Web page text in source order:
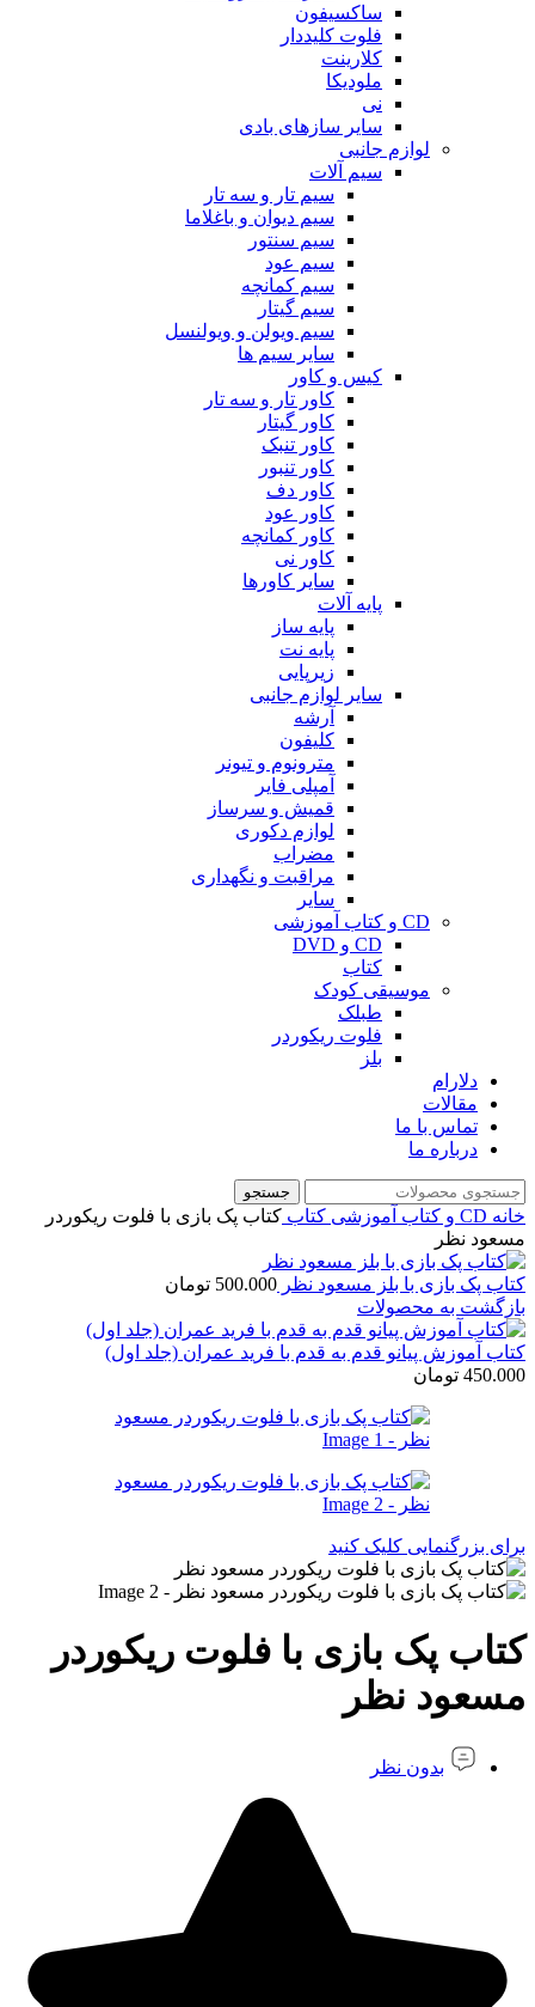
ساکسیفون
فلوت کلیددار
کلارینت
ملودیکا
نی
سایر سازهای بادی
لوازم جانبی
سیم آلات
سیم تار و سه تار
سیم دیوان و باغلاما
سیم سنتور
سیم عود
سیم کمانچه
سیم گیتار
سیم ویولن و ویولنسل
سایر سیم ها
کیس و کاور
کاور تار و سه تار
کاور گیتار
کاور تنبک
کاور تنبور
کاور دف
کاور عود
کاور کمانچه
کاور نی
سایر کاورها
پایه آلات
پایه ساز
پایه نت
زیرپایی
سایر لوازم جانبی
آرشه
کلیفون
مترونوم و تیونر
آمپلی فایر
قمیش و سرساز
لوازم دکوری
مضراب
مراقبت و نگهداری
سایر
CD و کتاب آموزشی
CD و DVD
کتاب
موسیقی کودک
طبلک
فلوت ریکوردر
بلز
دلارام
مقالات
تماس با ما
درباره ما
جستجو
خانه CD و کتاب آموزشی کتاب کتاب پک بازی با فلوت ریکوردر
مسعود نظر
کتاب پک بازی با بلز مسعود نظر 500.000 تومان
بازگشت به محصولات
کتاب آموزش پیانو قدم به قدم با فرید عمران (جلد اول)
450.000 تومان
برای بزرگنمایی کلیک کنید
کتاب پک بازی با فلوت ریکوردر
مسعود نظر
بدون نظر